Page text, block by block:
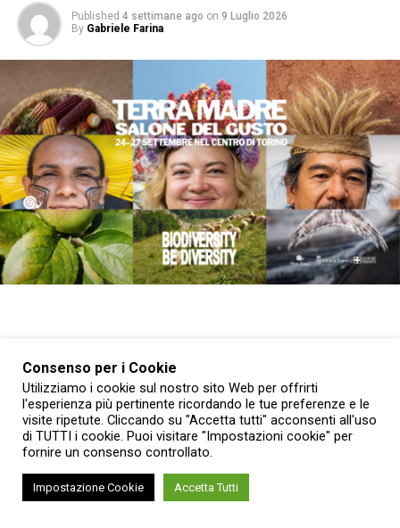
Published 4 settimane ago on 9 Luglio 2026
By Gabriele Farina
Dal 24 al 27 settembre 2026 il centro storico di Torino
tornerà a trasformarsi nella capitale mondiale del cibo
buono, pulito e giusto. È stata presentata alle Gallerie
d’Italia la 16ª edizione diTerra Madre Salone del Gusto
l’evento internazionale organizzato da Slow Food, Città di
Torino e Regione Piemonte, che quest’anno assume un
significato ancora più speciale: celebra infatti i
Consenso per i Cookie
Utilizziamo i cookie sul nostro sito Web per offrirti
l'esperienza più pertinente ricordando le tue preferenze e le
visite ripetute. Cliccando su "Accetta tutti" acconsenti all'uso
di TUTTI i cookie. Puoi visitare "Impostazioni cookie" per
fornire un consenso controllato.
Impostazione Cookie Accetta Tutti